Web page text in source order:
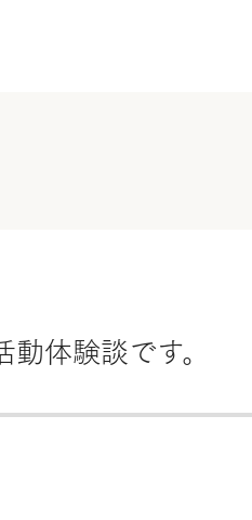
体験談です。